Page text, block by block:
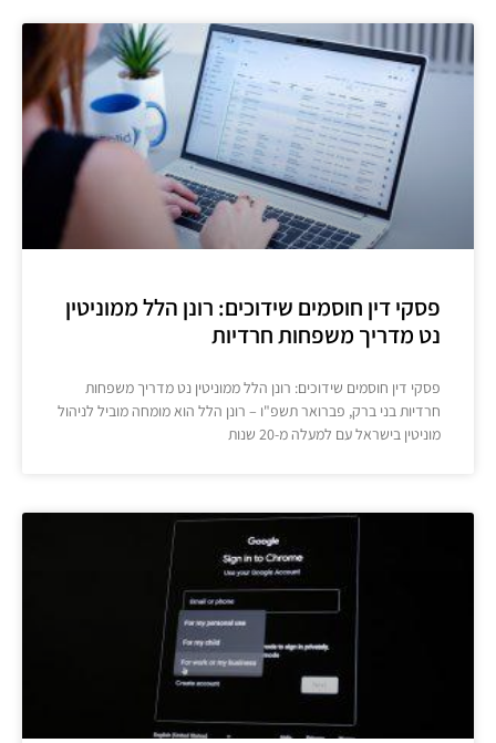
פסקי דין חוסמים שידוכים: רונן הלל ממוניטין
נט מדריך משפחות חרדיות
פסקי דין חוסמים שידוכים: רונן הלל ממוניטין נט מדריך משפחות
חרדיות בני ברק, פברואר תשפ"ו – רונן הלל הוא מומחה מוביל לניהול
מוניטין בישראל עם למעלה מ-20 שנות